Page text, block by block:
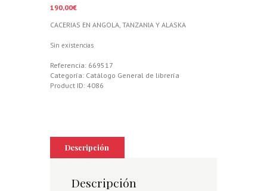
190,00€
CACERIAS EN ANGOLA, TANZANIA Y ALASKA
Sin existencias
Referencia: 669517
Categoría: Catálogo General de librería
Product ID: 4086
Descripción
Descripción